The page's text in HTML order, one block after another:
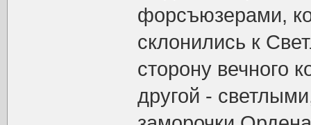
форсъюзерами,
склонились к
сторону вечного
другой -